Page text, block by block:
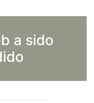
a sido